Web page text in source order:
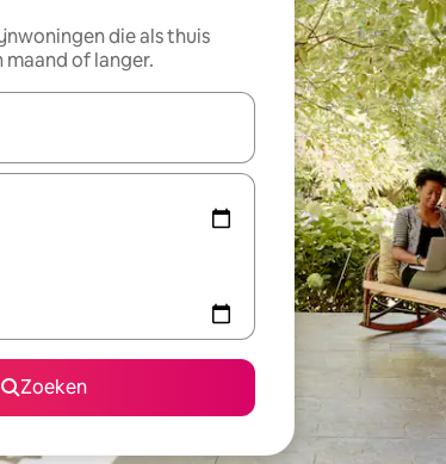
die als thuis
maand of langer.
beschikbaar zijn, maak je een keuze met je de
Zoeken